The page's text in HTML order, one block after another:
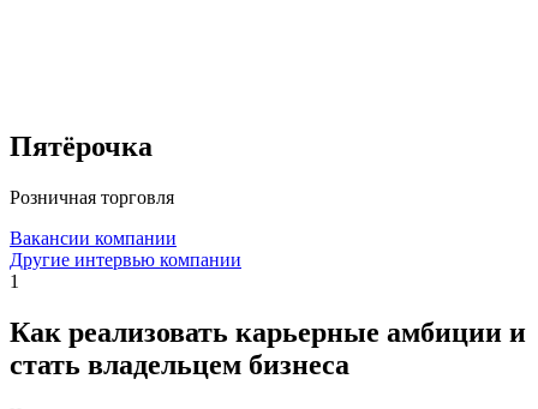
Пятёрочка
Розничная торговля
Вакансии компании
Другие интервью компании
1
Как реализовать карьерные амбиции и
стать владельцем бизнеса